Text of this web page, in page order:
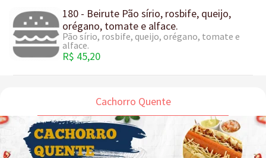
180 - Beirute Pão sírio, rosbife, queijo,
orégano, tomate e alface.
Pão sírio, rosbife, queijo, orégano, tomate e
alface.
R$ 45,20
Cachorro Quente